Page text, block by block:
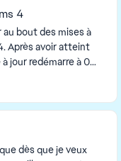
4
jour redémarre à 0
dès que je veux